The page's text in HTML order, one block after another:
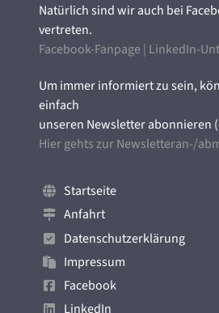
Natürlich sind wir auch bei
vertreten.
Facebook-Fanpage| LinkedIn-
Um immer informiert zu sein,
einfach
unseren Newsletter abonnieren
Hier gehts zur Newsletteran-/
Startseite
Anfahrt
Datenschutzerklärung
Impressum
Facebook
LinkedIn